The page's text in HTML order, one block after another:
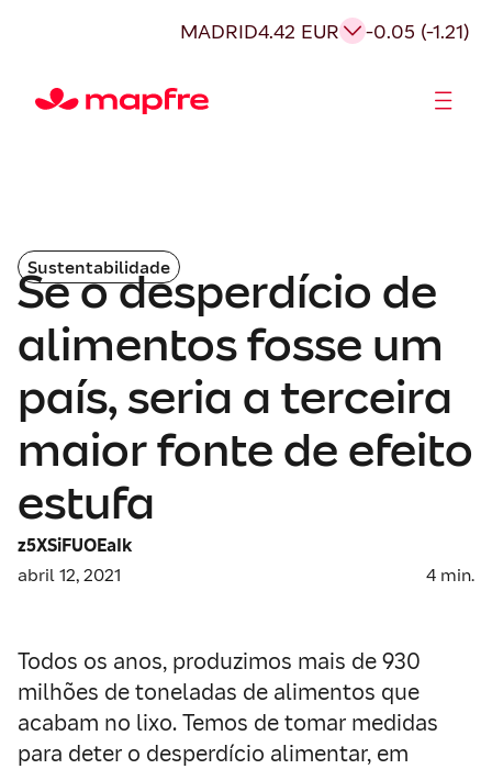
MADRID4.42 EUR -0.05 (-1.21)
Sustentabilidade
Se o desperdício de
alimentos fosse um
país, seria a terceira
maior fonte de efeito
estufa
z5XSiFUOEaIk
abril 12, 2021
4 min.
Todos os anos, produzimos mais de 930
milhões de toneladas de alimentos que
acabam no lixo. Temos de tomar medidas
para deter o desperdício alimentar, em